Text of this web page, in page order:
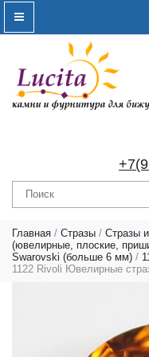
Главная / Стразы / Стразы
(ювелирные, плоские,
Swarovski (больше 6 мм) /
1122 Rivoli Ювелирные